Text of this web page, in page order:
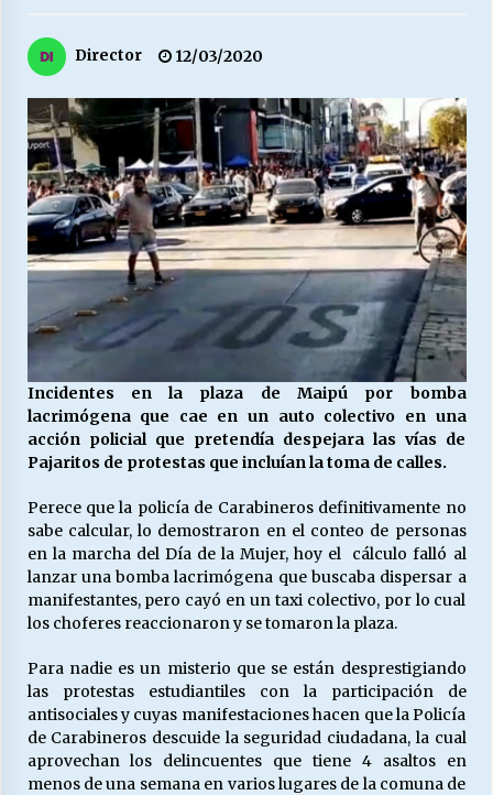
LABORAL:
Escuela hospitalaria El Carmen de Maipu.
25/06/2026
¿Qué habrían dicho?
23/06/2026
VOLVER A SER ALTERNATIVA
MUNICIPALIDADES, HONORARIOS, DESPIDOS
28/05/2026
Releyendo la Rerum Novarum a 135 años. “La
cuestión social hoy”.
16/05/2026
Nuestras Almas)
30/04/2026
¿Asesores con doble sueldo?
18/04/2026
Director 12/03/2020
Incidentes en la plaza de Maipú por bomba
lacrimógena que cae en un auto colectivo en una
acción policial que pretendía despejara las vías de
Pajaritos de protestas que incluían la toma de calles.
Perece que la policía de Carabineros definitivamente no
sabe calcular, lo demostraron en el conteo de personas
en la marcha del Día de la Mujer, hoy el cálculo falló al
lanzar una bomba lacrimógena que buscaba dispersar a
manifestantes, pero cayó en un taxi colectivo, por lo cual
los choferes reaccionaron y se tomaron la plaza.
Para nadie es un misterio que se están desprestigiando
las protestas estudiantiles con la participación de
antisociales y cuyas manifestaciones hacen que la Policía
de Carabineros descuide la seguridad ciudadana, la cual
aprovechan los delincuentes que tiene 4 asaltos en
menos de una semana en varios lugares de la comuna de